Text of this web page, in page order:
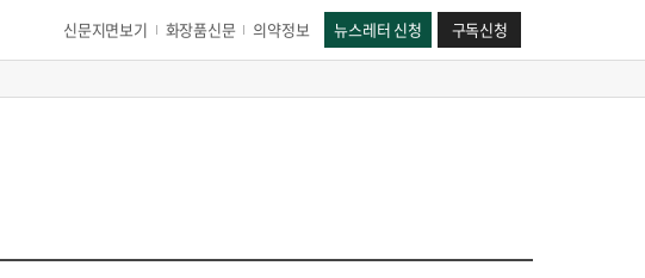
신문지면보기 화장품신문 의약정보 뉴스레터 신청 구독신청